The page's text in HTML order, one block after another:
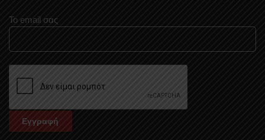
Το email σας